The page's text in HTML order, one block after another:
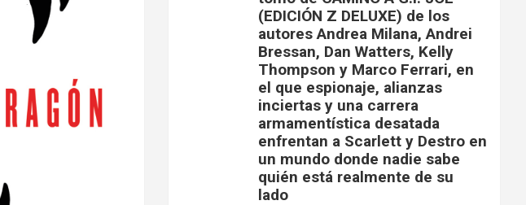
(EDICIÓN Z DELUXE) de los
autores Andrea Milana, Andrei
Bressan, Dan Watters, Kelly
Thompson y Marco Ferrari, en
el que espionaje, alianzas
inciertas y una carrera
armamentística desatada
enfrentan a Scarlett y Destro en
un mundo donde nadie sabe
quién está realmente de su
lado